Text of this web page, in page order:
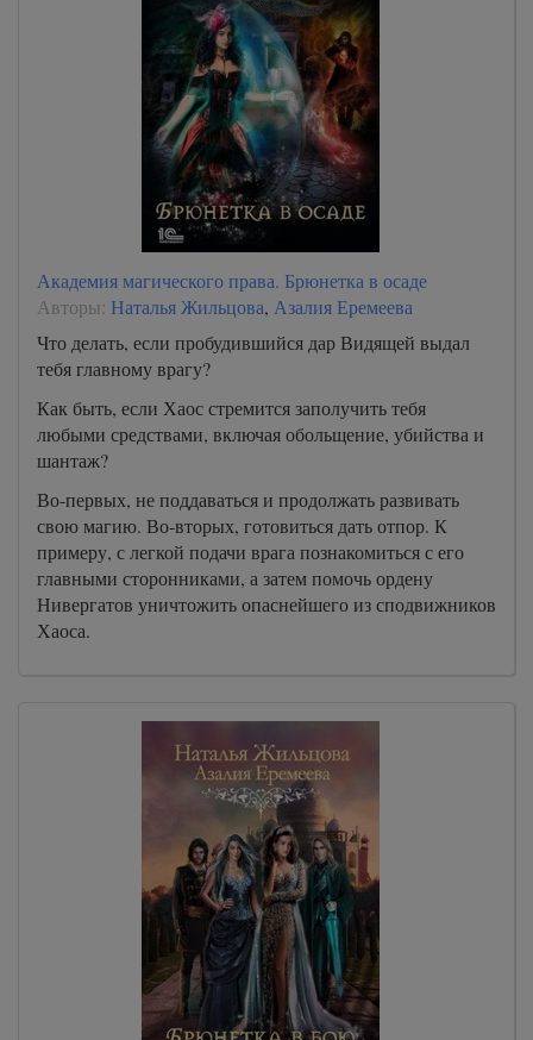
Академия магического права. Брюнетка в осаде
Авторы: Наталья Жильцова, Азалия Еремеева
Что делать, если пробудившийся дар Видящей выдал
тебя главному врагу?
Как быть, если Хаос стремится заполучить тебя
любыми средствами, включая обольщение, убийства и
шантаж?
Во-первых, не поддаваться и продолжать развивать
свою магию. Во-вторых, готовиться дать отпор. К
примеру, с легкой подачи врага познакомиться с его
главными сторонниками, а затем помочь ордену
Нивергатов уничтожить опаснейшего из сподвижников
Хаоса.